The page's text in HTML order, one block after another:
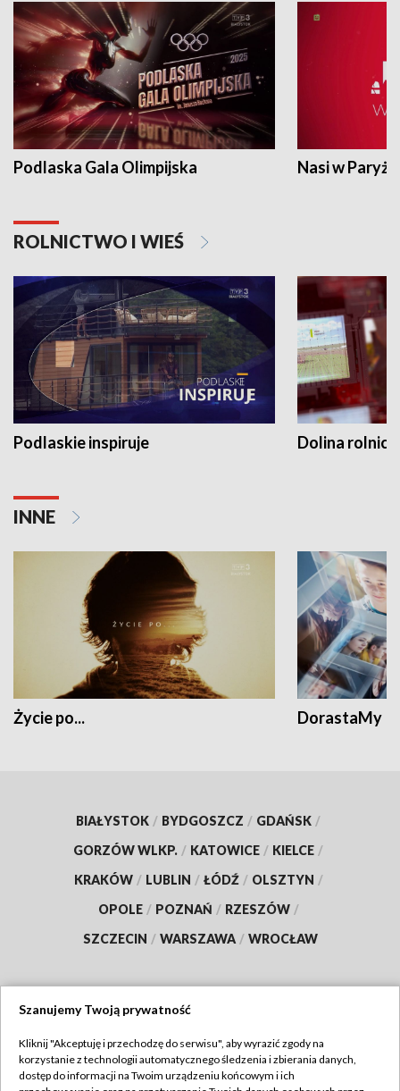
Podlaska Gala Olimpijska Nasi w Paryżu
ROLNICTWO I WIEŚ
Podlaskie inspiruje Dolina
INNE
Życie po... DorastaMy
BIAŁYSTOK / BYDGOSZCZ / GDAŃSK /
GORZÓW WLKP. / KATOWICE / KIELCE /
KRAKÓW / LUBLIN / ŁÓDŹ / OLSZTYN /
OPOLE / POZNAŃ / RZESZÓW /
SZCZECIN / WARSZAWA / WROCŁAW
TVP
Szanujemy Twoją prywatność
Kliknij "Akceptuję i przechodzę do serwisu", aby wyrazić zgody na
korzystanie z technologii automatycznego śledzenia i zbierania danych,
dostęp do informacji na Twoim urządzeniu końcowym i ich